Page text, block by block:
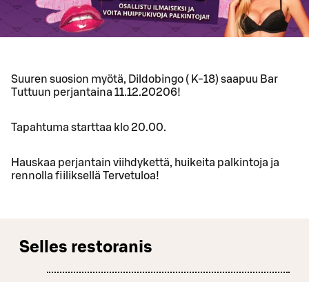
Suuren suosion myötä, Dildobingo ( K-18) saapuu Bar
Tuttuun perjantaina 11.12.20206!
Tapahtuma starttaa klo 20.00.
Hauskaa perjantain viihdykettä, huikeita palkintoja ja
rennolla fiiliksellä Tervetuloa!
Selles restoranis